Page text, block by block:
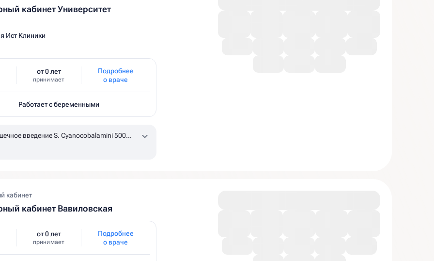
кабинет Университет
Ист Клиники
от 0 лет
принимает
Подробнее
о враче
Работает с беременными
введение S. Cyanocobalamini 500
кабинет
кабинет Вавиловская
от 0 лет
принимает
Подробнее
о враче